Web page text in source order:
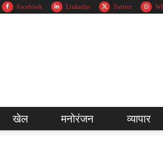
Facebook Linkedin Twitter
खेल मनोरंजन व्यापार